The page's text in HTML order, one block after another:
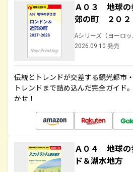
Ａ０３ 地球
郊の町 ２０２
Aシリーズ（ヨーロ
2026.09.10 発売
伝統とトレンドが交差する観光都市
トレンドまで詰め込んだ完全ガイド
かせ！
Ａ０４ 地球
ド＆湖水地方